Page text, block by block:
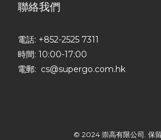
聯絡我們
電話: +852-2525 7311
時間: 10:00-17:00
電郵: cs@supergo.com.hk
© 2024 崇高有限公司. 保